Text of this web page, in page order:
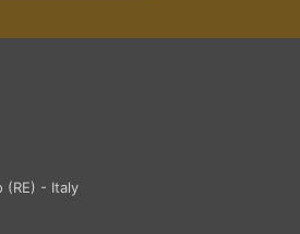
(RE) - Italy